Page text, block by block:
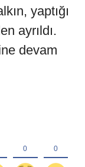
yaptığı
ayrıldı.
devam